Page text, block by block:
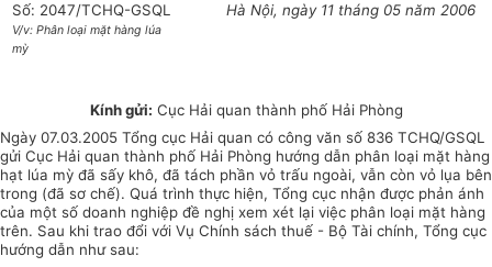
Số: 2047/TCHQ-GSQL
V/v: Phân loại mặt hàng lúa
mỳ
Hà Nội, ngày 11 tháng 05 năm 2006
Kính gửi: Cục Hải quan thành phố Hải Phòng
Ngày 07.03.2005 Tổng cục Hải quan có công văn số 836 TCHQ/GSQL
gửi Cục Hải quan thành phố Hải Phòng hướng dẫn phân loại mặt hàng
hạt lúa mỳ đã sấy khô, đã tách phần vỏ trấu ngoài, vẫn còn vỏ lụa bên
trong (đã sơ chế). Quá trình thực hiện, Tổng cục nhận được phản ánh
của một số doanh nghiệp đề nghị xem xét lại việc phân loại mặt hàng
trên. Sau khi trao đổi với Vụ Chính sách thuế - Bộ Tài chính, Tổng cục
hướng dẫn như sau: